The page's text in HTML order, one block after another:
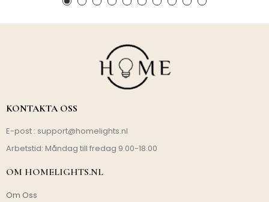
KONTAKTA OSS
E-post : support@homelights.nl
Arbetstid: Måndag till fredag 9.00-18.00
OM HOMELIGHTS.NL
Om Oss